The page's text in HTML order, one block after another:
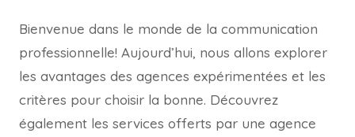
Bienvenue dans le monde de la communication
professionnelle! Aujourd’hui, nous allons explorer
les avantages des agences expérimentées et les
critères pour choisir la bonne. Découvrez
également les services offerts par une agence